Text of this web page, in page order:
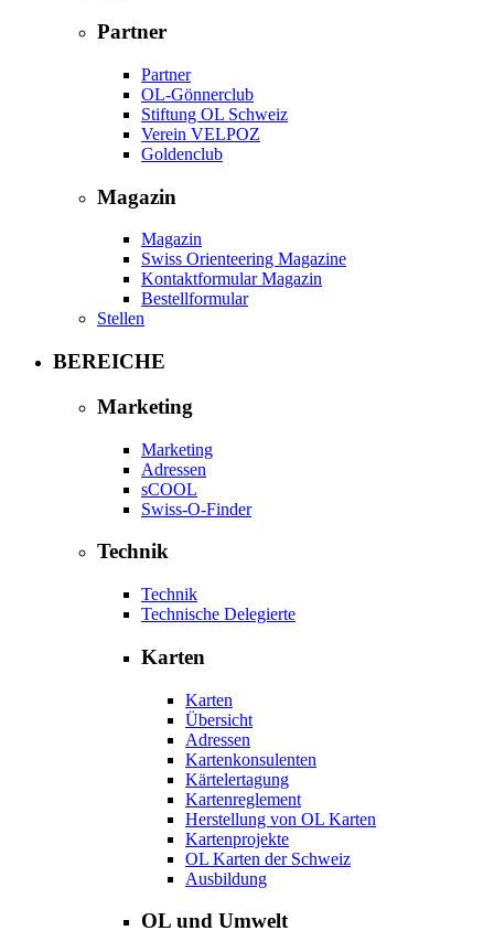
Partner
Partner
OL-Gönnerclub
Stiftung OL Schweiz
Verein VELPOZ
Goldenclub
Magazin
Magazin
Swiss Orienteering Magazine
Kontaktformular Magazin
Bestellformular
Stellen
BEREICHE
Marketing
Marketing
Adressen
sCOOL
Swiss-O-Finder
Technik
Technik
Technische Delegierte
Karten
Karten
Übersicht
Adressen
Kartenkonsulenten
Kärtelertagung
Kartenreglement
Herstellung von OL Karten
Kartenprojekte
OL Karten der Schweiz
Ausbildung
OL und Umwelt